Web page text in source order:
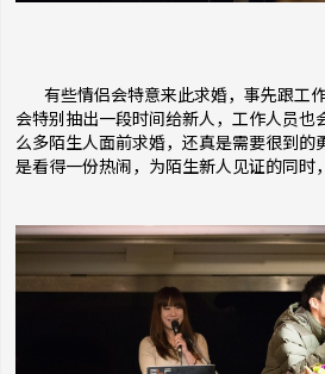
有些情侣会特意来此求婚，事先跟工
会特别抽出一段时间给新人，工作人员也
么多陌生人面前求婚，还真是需要很到的
是看得一份热闹，为陌生新人见证的同时